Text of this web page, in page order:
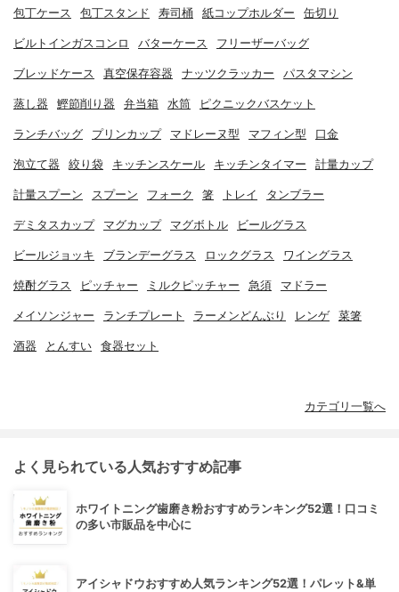
包丁ケース 包丁スタンド 寿司桶 紙コップホルダー 缶切り
ビルトインガスコンロ バターケース フリーザーバッグ
ブレッドケース 真空保存容器 ナッツクラッカー パスタマシン
蒸し器 鰹節削り器 弁当箱 水筒 ピクニックバスケット
ランチバッグ プリンカップ マドレーヌ型 マフィン型 口金
泡立て器 絞り袋 キッチンスケール キッチンタイマー 計量カップ
計量スプーン スプーン フォーク 箸 トレイ タンブラー
デミタスカップ マグカップ マグボトル ビールグラス
ビールジョッキ ブランデーグラス ロックグラス ワイングラス
焼酎グラス ピッチャー ミルクピッチャー 急須 マドラー
メイソンジャー ランチプレート ラーメンどんぶり レンゲ 菜箸
酒器 とんすい 食器セット
カテゴリ一覧へ
よく見られている人気おすすめ記事
ホワイトニング歯磨き粉おすすめランキング52選！口コミ
の多い市販品を中心に
アイシャドウおすすめ人気ランキング52選！パレット&単